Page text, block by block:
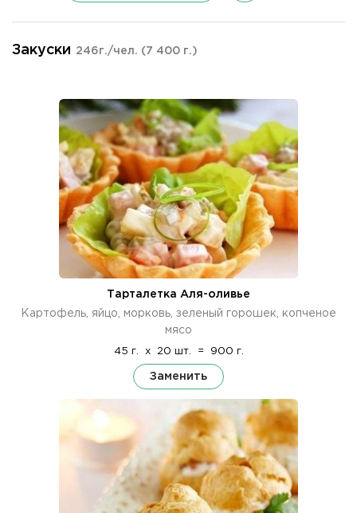
Закуски 246г./чел. (7 400 г.)
Тарталетка Аля-оливье
Картофель, яйцо, морковь, зеленый горошек, копченое
мясо
45 г. x 20 шт. = 900 г.
Заменить